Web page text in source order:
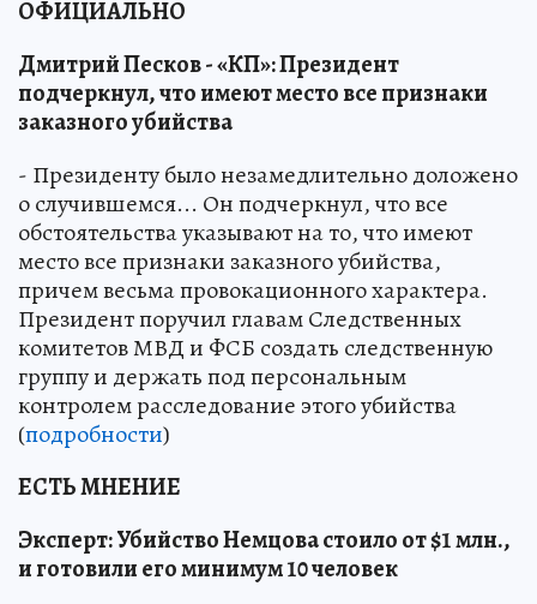
ОФИЦИАЛЬНО
Дмитрий Песков - «КП»: Президент
подчеркнул, что имеют место все признаки
заказного убийства
- Президенту было незамедлительно доложено
о случившемся... Он подчеркнул, что все
обстоятельства указывают на то, что имеют
место все признаки заказного убийства,
причем весьма провокационного характера.
Президент поручил главам Следственных
комитетов МВД и ФСБ создать следственную
группу и держать под персональным
контролем расследование этого убийства
(подробности)
ЕСТЬ МНЕНИЕ
Эксперт: Убийство Немцова стоило от $1 млн.,
и готовили его минимум 10 человек